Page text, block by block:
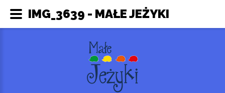
IMG_3639 - MAŁE JEŻYKI